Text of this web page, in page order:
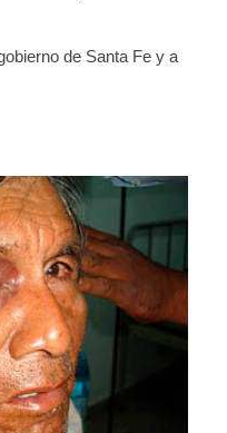
de Santa Fe y a